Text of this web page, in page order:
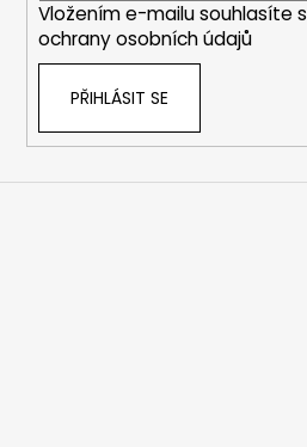
Vložením e-mailu souhlasíte s
ochrany osobních údajů
PŘIHLÁSIT SE